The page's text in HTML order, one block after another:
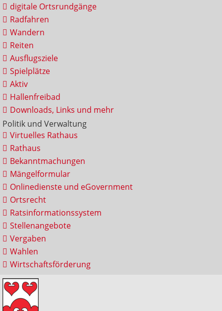
digitale Ortsrundgänge
Radfahren
Wandern
Reiten
Ausflugsziele
Spielplätze
Aktiv
Hallenfreibad
Downloads, Links und mehr
Politik und Verwaltung
Virtuelles Rathaus
Rathaus
Bekanntmachungen
Mängelformular
Onlinedienste und eGovernment
Ortsrecht
Ratsinformationssystem
Stellenangebote
Vergaben
Wahlen
Wirtschaftsförderung